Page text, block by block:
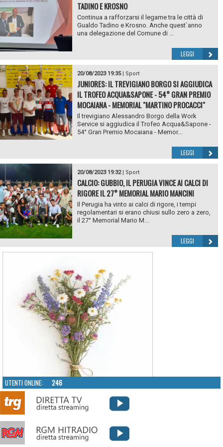
TADINO E KROSNO
Continua a rafforzarsi il legame tra le città di
Gualdo Tadino e Krosno. Anche quest`anno
una delegazione del Comune di ...
LEGGI
20/08/2023 19:35| Sport
JUNIORES: IL TREVIGIANO BORGO SI AGGIUDICA
IL TROFEO ACQUA&SAPONE - 54° GRAN PREMIO
MOCAIANA - MEMORIAL "MARTINO PROCACCI"
Il trevigiano Alessandro Borgo della Work
Service si aggiudica il Trofeo Acqua&Sapone -
54° Gran Premio Mocaiana - Memor...
LEGGI
20/08/2023 19:32| Sport
CALCIO: GUBBIO, IL PERUGIA VINCE AI CALCI DI
RIGORE IL 27° MEMORIAL MARIO MANCINI
Il Perugia ha vinto ai calci di rigore, i tempi
regolamentari si erano chiusi sullo zero a zero,
il 27° Memorial Mario M...
LEGGI
UTENTI ONLINE: 246